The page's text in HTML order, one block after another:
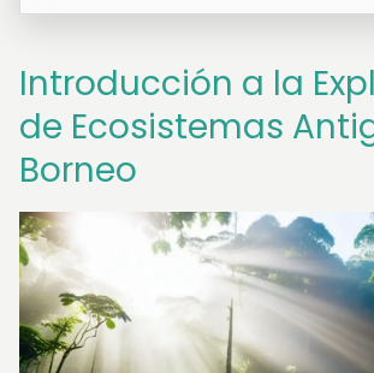
Introducción a la
de Ecosistemas
Borneo